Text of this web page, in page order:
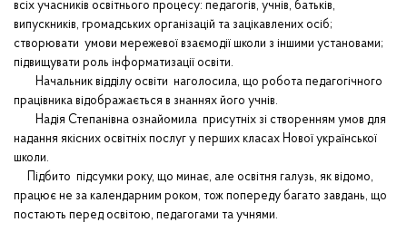
всіх учасників освітнього процесу: педагогів, учнів, батьків,
випускників, громадських організацій та зацікавлених осіб;
створювати умови мережевої взаємодії школи з іншими установами;
підвищувати роль інформатизації освіти.
Начальник відділу освіти наголосила, що робота педагогічного
працівника відображається в знаннях його учнів.
Надія Степанівна ознайомила присутніх зі створенням умов для
надання якісних освітніх послуг у перших класах Нової української
школи.
Підбито підсумки року, що минає, але освітня галузь, як відомо,
працює не за календарним роком, тож попереду багато завдань, що
постають перед освітою, педагогами та учнями.